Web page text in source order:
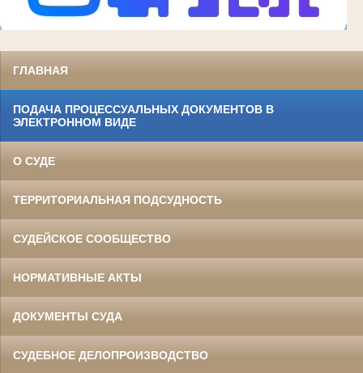
ГЛАВНАЯ
ПОДАЧА ПРОЦЕССУАЛЬНЫХ ДОКУМЕНТОВ В
ЭЛЕКТРОННОМ ВИДЕ
О СУДЕ
ТЕРРИТОРИАЛЬНАЯ ПОДСУДНОСТЬ
СУДЕЙСКОЕ СООБЩЕСТВО
НОРМАТИВНЫЕ АКТЫ
ДОКУМЕНТЫ СУДА
СУДЕБНОЕ ДЕЛОПРОИЗВОДСТВО